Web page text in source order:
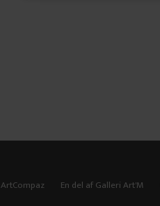
ArtCompaz En del af Galleri Art'M